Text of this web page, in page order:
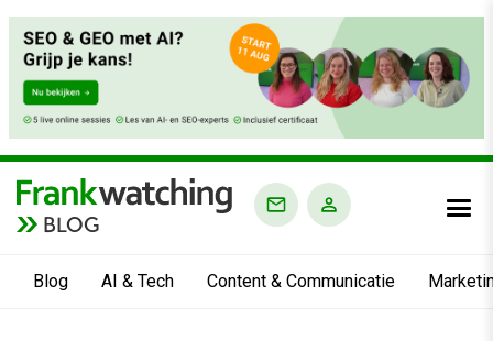
BLOG
Blog AI & Tech Content & Communicatie